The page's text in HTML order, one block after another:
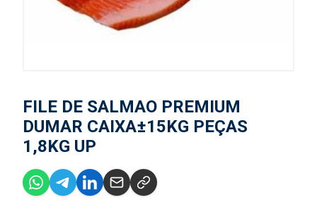
FILE DE SALMAO PREMIUM
DUMAR CAIXA±15KG PEÇAS
1,8KG UP